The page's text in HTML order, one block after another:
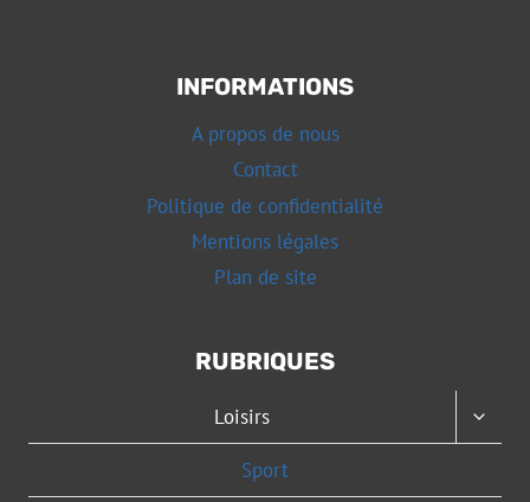
INFORMATIONS
A propos de nous
Contact
Politique de confidentialité
Mentions légales
Plan de site
RUBRIQUES
Loisirs
Sport